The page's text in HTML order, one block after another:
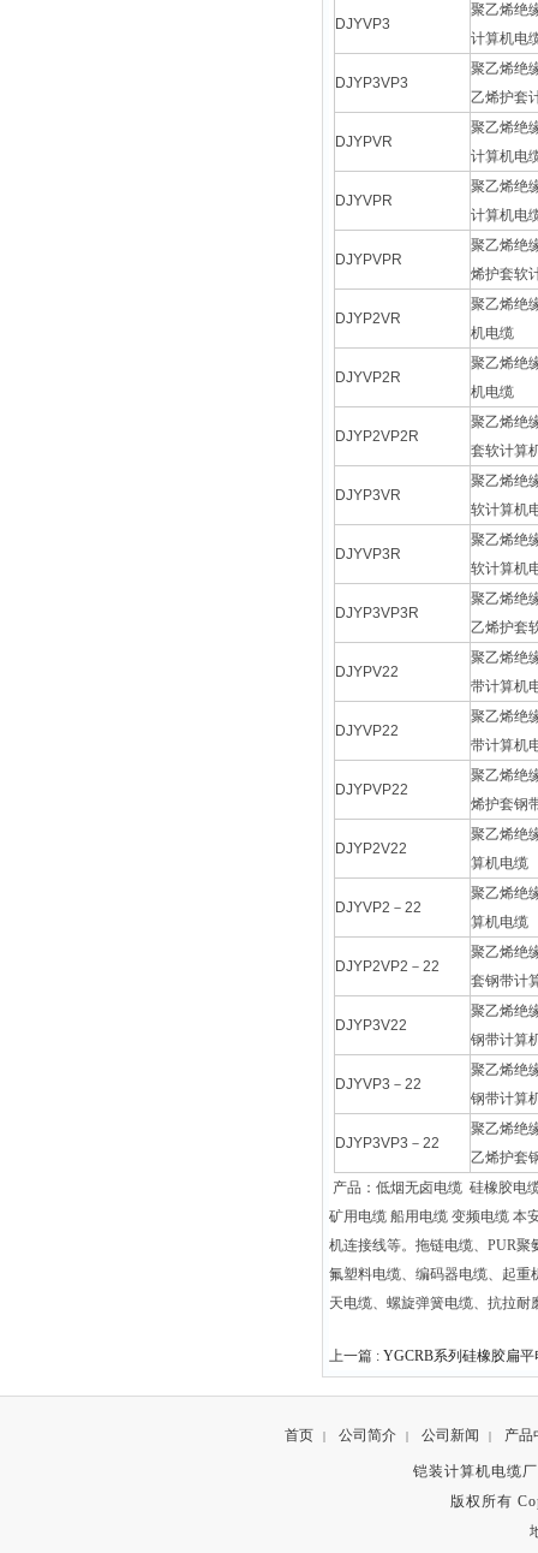
DJYVP3
聚乙烯绝
计算机电
DJYP3VP3
聚乙烯绝
乙烯护套
DJYPVR
聚乙烯绝
计算机电
DJYVPR
聚乙烯绝
计算机电
DJYPVPR
聚乙烯绝
烯护套软
DJYP2VR
聚乙烯绝
机电缆
DJYVP2R
聚乙烯绝
机电缆
DJYP2VP2R
聚乙烯绝
套软计算
DJYP3VR
聚乙烯绝
软计算机
DJYVP3R
聚乙烯绝
软计算机
DJYP3VP3R
聚乙烯绝
乙烯护套
DJYPV22
聚乙烯绝
带计算机
DJYVP22
聚乙烯绝
带计算机
DJYPVP22
聚乙烯绝
烯护套钢
DJYP2V22
聚乙烯绝
算机电缆
DJYVP2－22
聚乙烯绝
算机电缆
DJYP2VP2－22
聚乙烯绝
套钢带计
DJYP3V22
聚乙烯绝
钢带计算
DJYVP3－22
聚乙烯绝
钢带计算
DJYP3VP3－22
聚乙烯绝
乙烯护套
产品：低烟无卤电缆 硅橡胶电
矿用电缆 船用电缆 变频电缆 本
机连接线等。拖链电缆、PUR
氟塑料电缆、编码器电缆、起重
天电缆、螺旋弹簧电缆、抗拉
上一篇 : YGCRB系列硅橡胶扁平
首页 | 公司简介 | 公司新闻 | 产品
铠装计算机电缆
版权所有